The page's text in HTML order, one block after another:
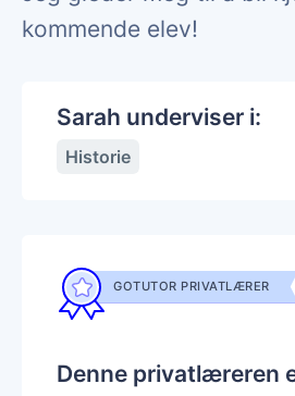
kommende elev!
Sarah underviser i:
Historie
GOTUTOR PRIVATLÆRER
Denne privatlæreren